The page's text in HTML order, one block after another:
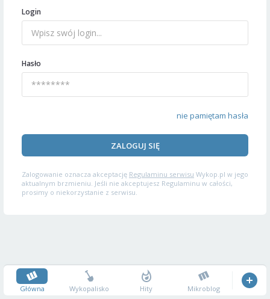
Login
Hasło
nie pamiętam hasła
ZALOGUJ SIĘ
Zalogowanie oznacza akceptację Regulaminu serwisu Wykop.pl w jego
aktualnym brzmieniu. Jeśli nie akceptujesz Regulaminu w całości,
prosimy o niekorzystanie z serwisu.
Główna Wykopalisko Hity Mikroblog